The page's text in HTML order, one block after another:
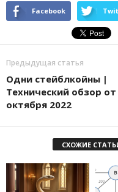
Facebook
Предыдущая статья
Одни стейблкойны |
Технический обзор от
октября 2022
СХОЖИЕ